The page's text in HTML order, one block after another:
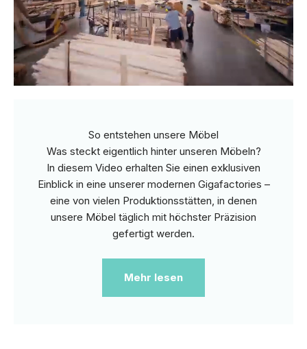
So entstehen unsere Möbel
Was steckt eigentlich hinter unseren Möbeln?
In diesem Video erhalten Sie einen exklusiven
Einblick in eine unserer modernen Gigafactories –
eine von vielen Produktionsstätten, in denen
unsere Möbel täglich mit höchster Präzision
gefertigt werden.
Mehr lesen